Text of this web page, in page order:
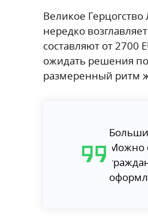
Великое
нередко возглавляет
составляют от 2700
ожидать решения
размеренный ритм
Можно